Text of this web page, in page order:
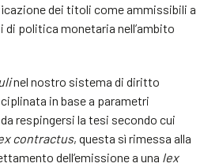
dei titoli come ammissibili a
politica monetaria nell’ambito
nel nostro sistema di diritto
in base a parametri
respingersi la tesi secondo cui
contractus, questa sì rimessa alla
dell’emissione a una lex